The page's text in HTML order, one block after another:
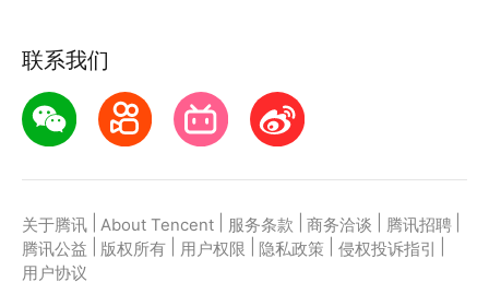
联系我们
关于腾讯 About Tencent 服务条款 商务洽谈 腾讯招聘
腾讯公益
版权所有 用户权限 隐私政策 侵权投诉指引
用户协议